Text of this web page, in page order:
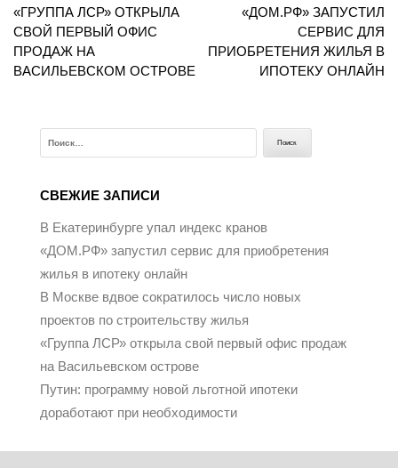
по
записям
«ГРУППА ЛСР» ОТКРЫЛА
СВОЙ ПЕРВЫЙ ОФИС
ПРОДАЖ НА
ВАСИЛЬЕВСКОМ ОСТРОВЕ
«ДОМ.РФ» ЗАПУСТИЛ
СЕРВИС ДЛЯ
ПРИОБРЕТЕНИЯ ЖИЛЬЯ В
ИПОТЕКУ ОНЛАЙН
СВЕЖИЕ ЗАПИСИ
В Екатеринбурге упал индекс кранов
«ДОМ.РФ» запустил сервис для приобретения
жилья в ипотеку онлайн
В Москве вдвое сократилось число новых
проектов по строительству жилья
«Группа ЛСР» открыла свой первый офис продаж
на Васильевском острове
Путин: программу новой льготной ипотеки
доработают при необходимости